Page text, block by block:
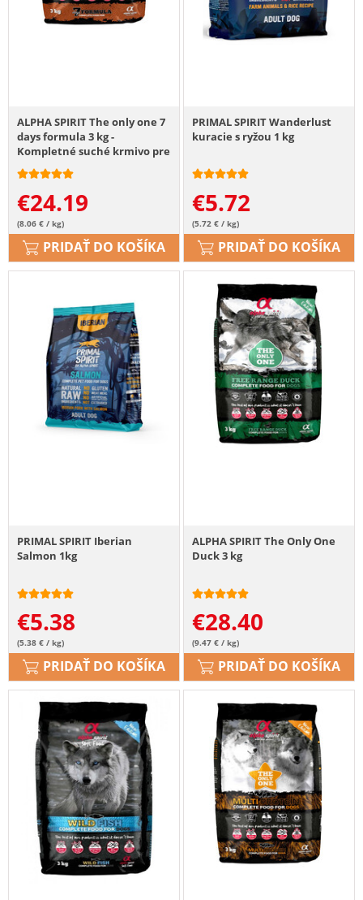
ALPHA SPIRIT The only one 7
days formula 3 kg -
Kompletné suché krmivo pre
psov
€24.19
(8.06 € / kg)
PRIDAŤ DO KOŠÍKA
PRIMAL SPIRIT Wanderlust
kuracie s ryžou 1 kg
€5.72
(5.72 € / kg)
PRIDAŤ DO KOŠÍKA
PRIMAL SPIRIT Iberian
Salmon 1kg
€5.38
(5.38 € / kg)
PRIDAŤ DO KOŠÍKA
ALPHA SPIRIT The Only One
Duck 3 kg
€28.40
(9.47 € / kg)
PRIDAŤ DO KOŠÍKA